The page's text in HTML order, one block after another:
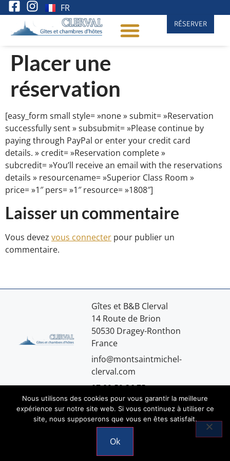
FR
RÉSERVER
Placer une
réservation
[easy_form small style= »none » submit= »Reservation
successfully sent » subsubmit= »Please continue by
paying through PayPal or enter your credit card
details. » credit= »Reservation complete »
subcredit= »You’ll receive an email with the reservations
details » resourcename= »Superior Class Room »
price= »1″ pers= »1″ resource= »1808″]
Laisser un commentaire
Vous devez vous connecter pour publier un
commentaire.
Gîtes et B&B Clerval
14 Route de Brion
50530 Dragey-Ronthon
France
info@montsaintmichel-
clerval.com
07.89.59.36.75
Nous utilisons des cookies pour vous garantir la meilleure
expérience sur notre site web. Si vous continuez à utiliser ce
site, nous supposerons que vous en êtes satisfait.
Ok